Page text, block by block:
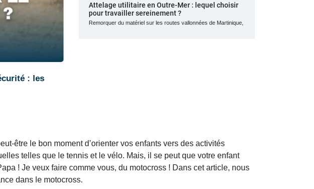
: les
Attelage utilitaire en Outre-Mer : lequel choisir
pour travailler sereinement ?
Remorquer du matériel sur les routes vallonnées de Martinique,
être le bon moment d’orienter vos enfants vers des activités
telles que le tennis et le vélo. Mais, il se peut que votre enfant
! Je veux faire comme vous, du motocross ! Dans cet article, nous
dans le motocross.